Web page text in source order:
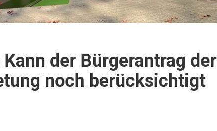
der Bürgerantrag der
noch berücksichtigt